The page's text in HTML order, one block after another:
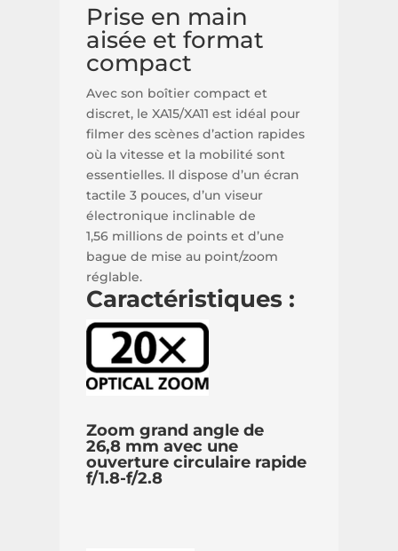
Prise en main
aisée et format
compact
Avec son boîtier compact et
discret, le XA15/XA11 est idéal pour
filmer des scènes d’action rapides
où la vitesse et la mobilité sont
essentielles. Il dispose d’un écran
tactile 3 pouces, d’un viseur
électronique inclinable de
1,56 millions de points et d’une
bague de mise au point/zoom
réglable.
Caractéristiques :
Zoom grand angle de
26,8 mm avec une
ouverture circulaire rapide
f/1.8-f/2.8